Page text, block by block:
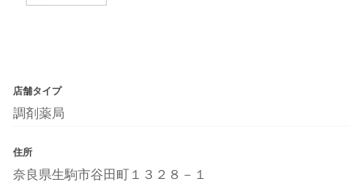
店舗タイプ
調剤薬局
住所
奈良県生駒市谷田町１３２８－１